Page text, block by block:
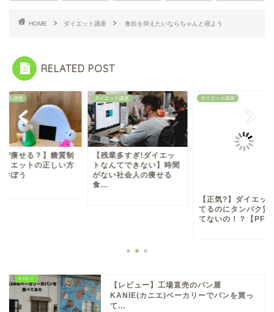
HOME ダイエット講座 食欲を抑えたいならちゃんと寝よう
RELATED POST
ット講座
ぜ痩せる？】糖質制
イエットの正しい方
学ぼう
ダイエット講座
【残業多すぎ!ダイエッ
トなんてできない】時間
がない社会人の痩せる
食...
ダイエット講座
【正気?】ダイエッ
てるのにタンパク質
てないの！？【PFC
【レビュー】工場直売のパン屋
KANIE(カニエ)ベーカリーでパンを買っ
て...